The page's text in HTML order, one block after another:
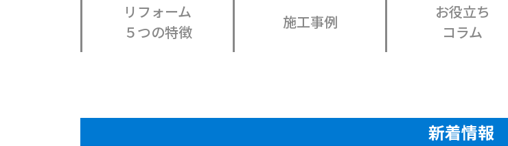
リフォーム
５つの特徴
施工事例
お役立ち
コラム
新着情報